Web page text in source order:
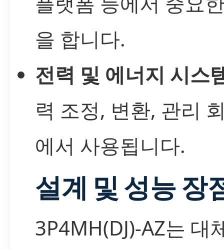
을 합니다.
전력 및 에너지 시스
력 조정, 변환, 관리
에서 사용됩니다.
설계 및 성능 장
3P4MH(DJ)-AZ는 대